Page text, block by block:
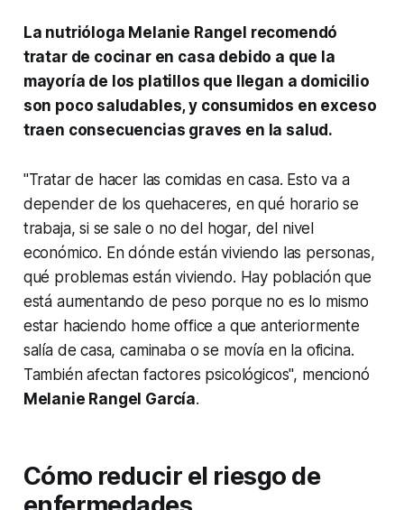
La nutrióloga Melanie Rangel recomendó
tratar de cocinar en casa debido a que la
mayoría de los platillos que llegan a domicilio
son poco saludables, y consumidos en exceso
traen consecuencias graves en la salud.
"Tratar de hacer las comidas en casa. Esto va a
depender de los quehaceres, en qué horario se
trabaja, si se sale o no del hogar, del nivel
económico. En dónde están viviendo las personas,
qué problemas están viviendo. Hay población que
está aumentando de peso porque no es lo mismo
estar haciendo home office a que anteriormente
salía de casa, caminaba o se movía en la oficina.
También afectan factores psicológicos", mencionó
Melanie Rangel García.
Cómo reducir el riesgo de